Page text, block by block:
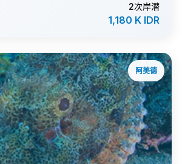
2次岸潜
1,180 K IDR
ℹ️
阿美德